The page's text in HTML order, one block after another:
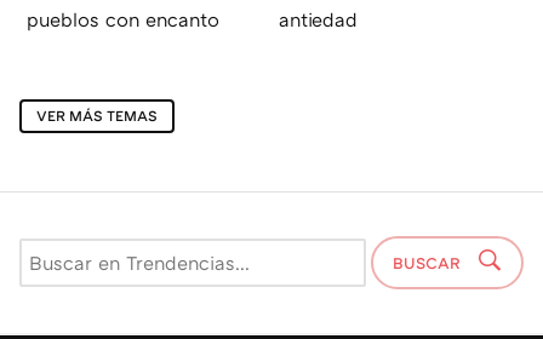
pueblos con encanto antiedad
VER MÁS TEMAS
BUSCAR